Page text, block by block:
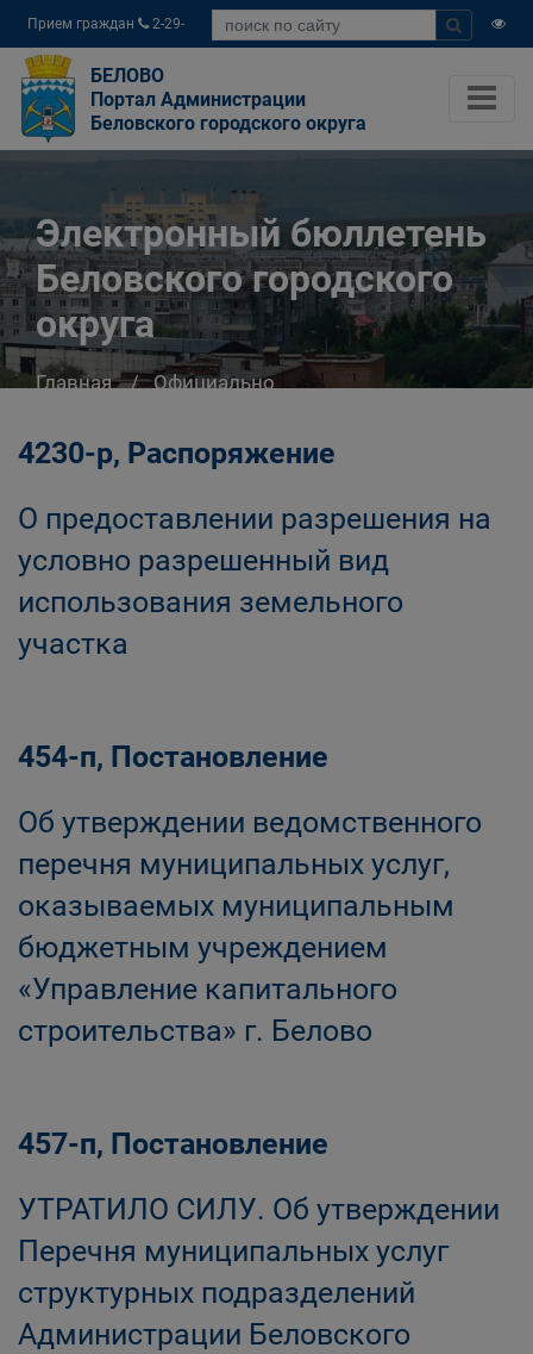
Прием граждан
2-29-
04
БЕЛОВО
Портал Администрации
Беловского городского округа
Электронный бюллетень
Беловского городского
округа
Главная
Официально
городского округа
4230-р, Распоряжение
О предоставлении разрешения на
условно разрешенный вид
использования земельного
участка
454-п, Постановление
Об утверждении ведомственного
перечня муниципальных услуг,
оказываемых муниципальным
бюджетным учреждением
«Управление капитального
строительства» г. Белово
457-п, Постановление
УТРАТИЛО СИЛУ. Об утверждении
Перечня муниципальных услуг
структурных подразделений
Администрации Беловского